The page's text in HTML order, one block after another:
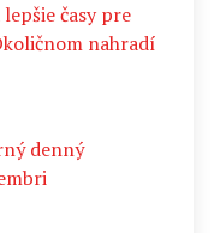
časy pre
nahradí
denný